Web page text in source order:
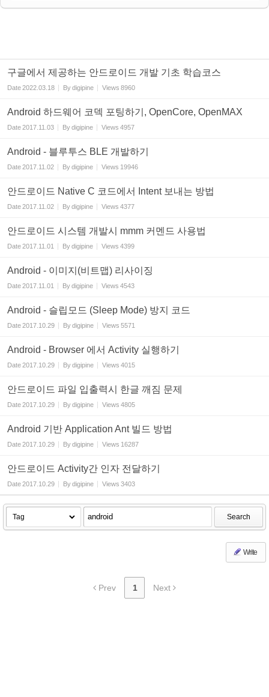
구글에서 제공하는 안드로이드 개발 기초 학습코스
Date2022.03.18 Bydigipine Views 8960
Android 하드웨어 코덱 포팅하기, OpenCore, OpenMAX
Date2017.11.03 Bydigipine Views 4957
Android - 블루투스 BLE 개발하기
Date2017.11.02 Bydigipine Views 19946
안드로이드 Native C 코드에서 Intent 보내는 방법
Date2017.11.02 Bydigipine Views 4377
안드로이드 시스템 개발시 mmm 커멘드 사용법
Date2017.11.01 Bydigipine Views 4399
Android - 이미지(비트맵) 리사이징
Date2017.11.01 Bydigipine Views 4543
Android - 슬립모드 (Sleep Mode) 방지 코드
Date2017.10.29 Bydigipine Views 5571
Android - Browser 에서 Activity 실행하기
Date2017.10.29 Bydigipine Views 4015
안드로이드 파일 입출력시 한글 깨짐 문제
Date2017.10.29 Bydigipine Views 4805
Android 기반 Application Ant 빌드 방법
Date2017.10.29 Bydigipine Views 16287
안드로이드 Activity간 인자 전달하기
Date2017.10.29 Bydigipine Views 3403
Search
Write
Prev 1 Next